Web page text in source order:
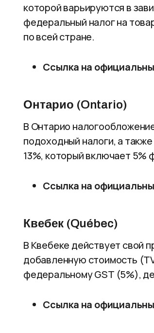
которой варьируются в
федеральный налог на
по всей стране.
Ссылка на
Онтарио (Ontario)
В Онтарио
подоходный налоги, а
13%, который включает 5%
Ссылка на
Квебек (Québec)
В Квебеке действует свой
добавленную стоимость
федеральному GST (5%),
Ссылка на